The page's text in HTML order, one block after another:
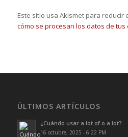
Este sitio usa Akismet para reducir
cómo se procesan los datos de tus
ÚLTIMOS ARTÍCULOS
¿Cuándo usar a lot of o a lot?
16 octubre, 2025 - 6:22 PM